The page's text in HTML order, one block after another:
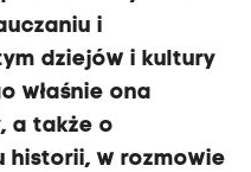
i
dziejów i kultury
właśnie ona
a także o
historii, w rozmowie